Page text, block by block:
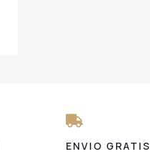
ENVIO GRATIS